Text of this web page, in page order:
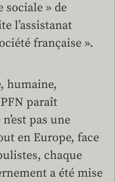
sociale » de
l’assistanat
française ».
humaine,
paraît
pas une
en Europe, face
chaque
a été mise